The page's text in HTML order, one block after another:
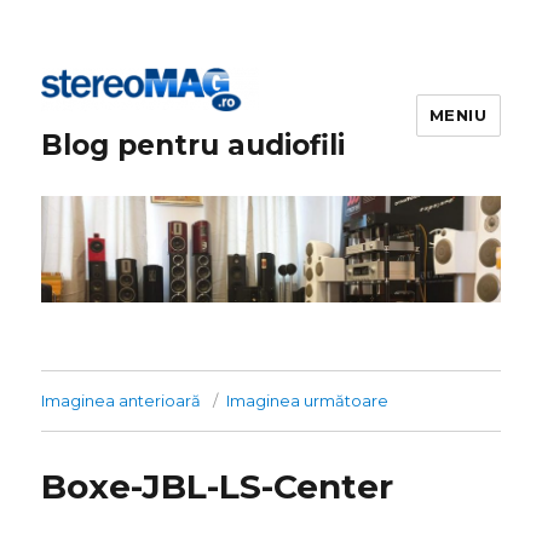
Blog pentru audiofili
MENIU
Imaginea anterioară Imaginea următoare
Boxe-JBL-LS-Center